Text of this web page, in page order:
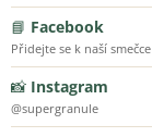
📘 Facebook
Přidejte se k naší smečce
📸 Instagram
@supergranule